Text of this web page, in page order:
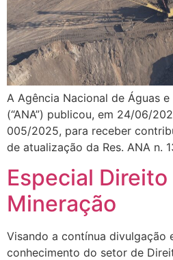
A Agência Nacional de Águas
(“ANA”) publicou, em 24/06/
005/2025, para receber
de atualização da Res. ANA n.
Especial Direito
Mineração
Visando a contínua divulgação
conhecimento do setor de